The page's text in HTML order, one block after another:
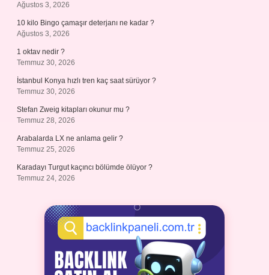
Ağustos 3, 2026
10 kilo Bingo çamaşır deterjanı ne kadar ?
Ağustos 3, 2026
1 oktav nedir ?
Temmuz 30, 2026
İstanbul Konya hızlı tren kaç saat sürüyor ?
Temmuz 30, 2026
Stefan Zweig kitapları okunur mu ?
Temmuz 28, 2026
Arabalarda LX ne anlama gelir ?
Temmuz 25, 2026
Karadayı Turgut kaçıncı bölümde ölüyor ?
Temmuz 24, 2026